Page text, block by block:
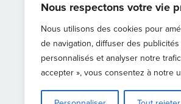
Nous respectons votre vie
Nous utilisons des cookies pour
de navigation, diffuser des
personnalisés et analyser notre
accepter », vous consentez à notre